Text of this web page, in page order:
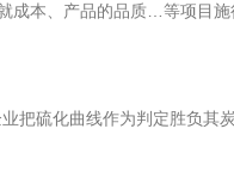
本、产品的品质…等项目施
硫化曲线作为判定胜负其